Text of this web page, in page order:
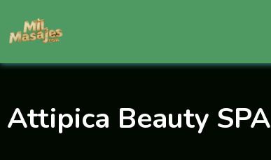
contenido
Attipica Beauty SPA